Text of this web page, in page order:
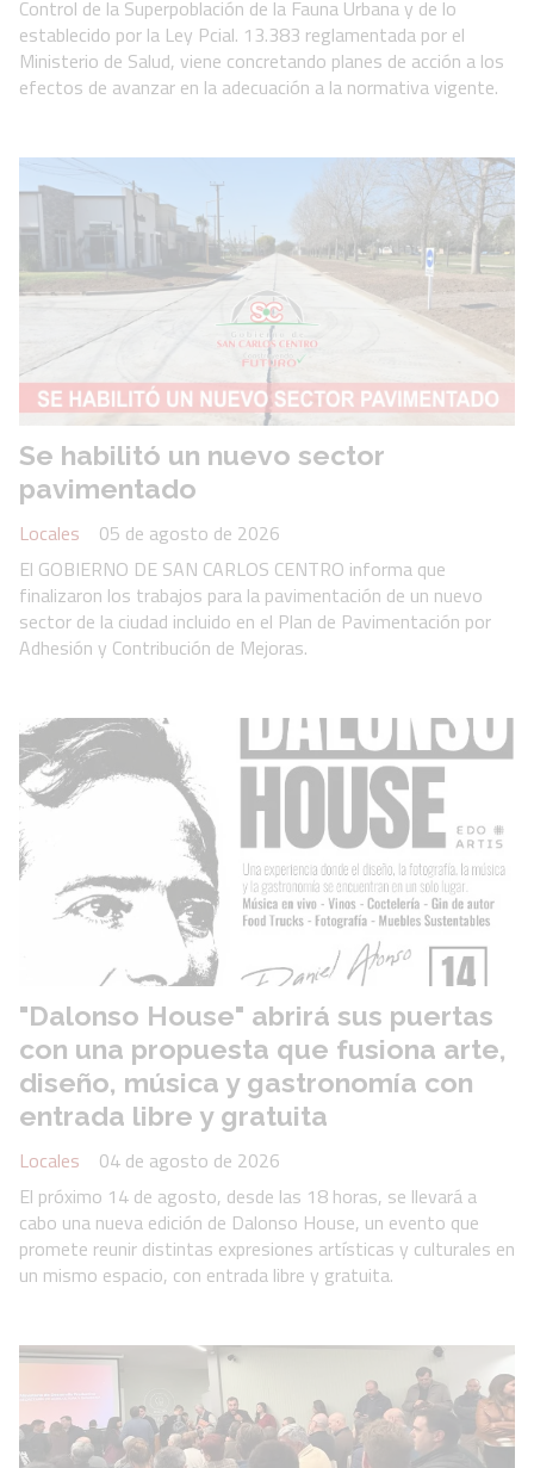
Control de la Superpoblación de la Fauna Urbana y de lo
establecido por la Ley Pcial. 13.383 reglamentada por el
Ministerio de Salud, viene concretando planes de acción a los
efectos de avanzar en la adecuación a la normativa vigente.
Se habilitó un nuevo sector
pavimentado
Locales
05 de agosto de 2026
El GOBIERNO DE SAN CARLOS CENTRO informa que
finalizaron los trabajos para la pavimentación de un nuevo
sector de la ciudad incluido en el Plan de Pavimentación por
Adhesión y Contribución de Mejoras.
"Dalonso House" abrirá sus puertas
con una propuesta que fusiona arte,
diseño, música y gastronomía con
entrada libre y gratuita
Locales
04 de agosto de 2026
El próximo 14 de agosto, desde las 18 horas, se llevará a
cabo una nueva edición de Dalonso House, un evento que
promete reunir distintas expresiones artísticas y culturales en
un mismo espacio, con entrada libre y gratuita.